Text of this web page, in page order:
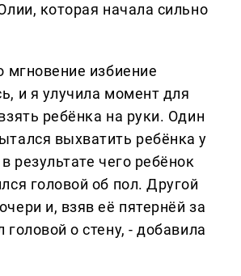
которая начала сильно
мгновение избиение
и я улучила момент для
ребёнка на руки. Один
выхватить ребёнка у
результате чего ребёнок
головой об пол. Другой
и, взяв её пятернёй за
головой о стену, - добавила